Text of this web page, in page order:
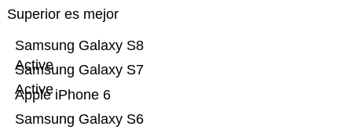
Superior es mejor
Samsung Galaxy S6
Apple iPhone 6
Samsung Galaxy S7
Active
Samsung Galaxy S8
Active